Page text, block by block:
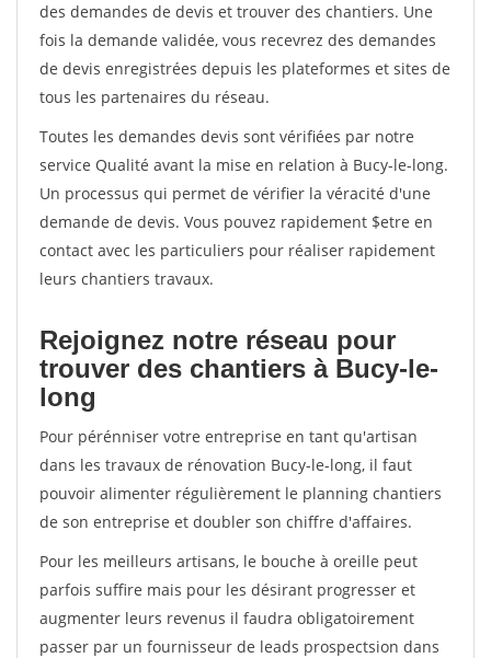
des demandes de devis et trouver des chantiers. Une
fois la demande validée, vous recevrez des demandes
de devis enregistrées depuis les plateformes et sites de
tous les partenaires du réseau.
Toutes les demandes devis sont vérifiées par notre
service Qualité avant la mise en relation à Bucy-le-long.
Un processus qui permet de vérifier la véracité d'une
demande de devis. Vous pouvez rapidement $etre en
contact avec les particuliers pour réaliser rapidement
leurs chantiers travaux.
Rejoignez notre réseau pour
trouver des chantiers à Bucy-le-
long
Pour pérénniser votre entreprise en tant qu'artisan
dans les travaux de rénovation Bucy-le-long, il faut
pouvoir alimenter régulièrement le planning chantiers
de son entreprise et doubler son chiffre d'affaires.
Pour les meilleurs artisans, le bouche à oreille peut
parfois suffire mais pour les désirant progresser et
augmenter leurs revenus il faudra obligatoirement
passer par un fournisseur de leads prospectsion dans